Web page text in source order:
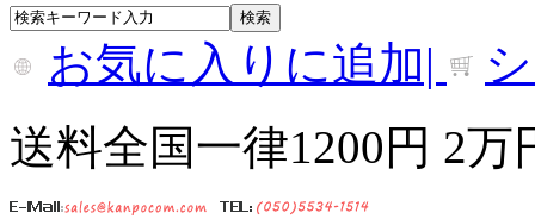
お気に入りに追加|
送料全国一律1200円 2